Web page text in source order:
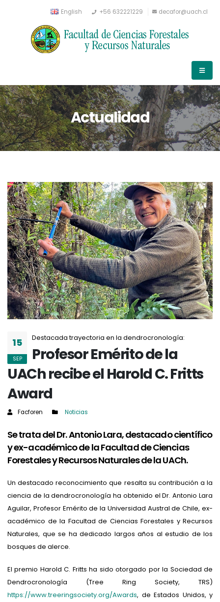
English +56 632221229 decafor@uach.cl
Actualidad
15
SEP
Destacada trayectoria en la dendrocronología:
Profesor Emérito de la
UACh recibe el Harold C. Fritts
Award
Facforen Noticias
Se trata del Dr. Antonio Lara, destacado científico
y ex-académico de la Facultad de Ciencias
Forestales y Recursos Naturales de la UACh.
Un destacado reconocimiento que resalta su contribución a la
ciencia de la dendrocronología ha obtenido el Dr. Antonio Lara
Aguilar, Profesor Emérito de la Universidad Austral de Chile, ex-
académico de la Facultad de Ciencias Forestales y Recursos
Naturales, que se ha dedicado largos años al estudio de los
bosques de alerce.
El premio Harold C. Fritts ha sido otorgado por la Sociedad de
Dendrocronología (Tree Ring Society, TRS)
https://www.treeringsociety.org/Awards, de Estados Unidos, y